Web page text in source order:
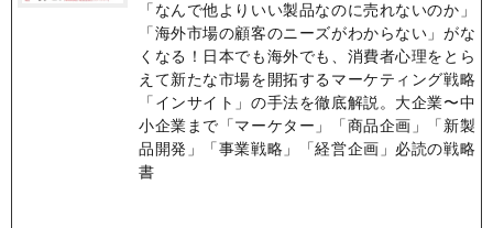
「なんで他よりいい製品なのに売れないのか」
「海外市場の顧客のニーズがわからない」がな
くなる！日本でも海外でも、消費者心理をとら
えて新たな市場を開拓するマーケティング戦略
「インサイト」の手法を徹底解説。大企業〜中
小企業まで「マーケター」「商品企画」「新製
品開発」「事業戦略」「経営企画」必読の戦略
書